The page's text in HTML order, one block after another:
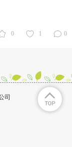
0 1 0
司